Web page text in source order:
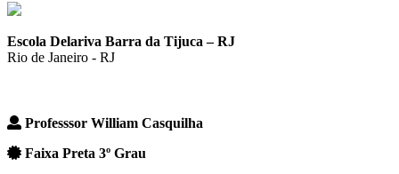
Escola Delariva Barra da Tijuca – RJ
Rio de Janeiro - RJ
Professsor William Casquilha
Faixa Preta 3º Grau